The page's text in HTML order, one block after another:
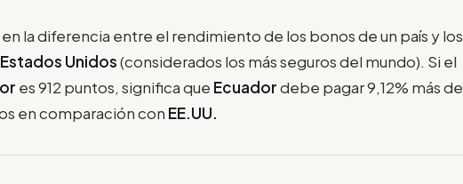
en la diferencia entre el rendimiento de los bonos de un país y los
Unidos(considerados los más seguros del mundo). Si el
es 912 puntos, significa que Ecuadordebe pagar 9,12% más de
en comparación con EE.UU.